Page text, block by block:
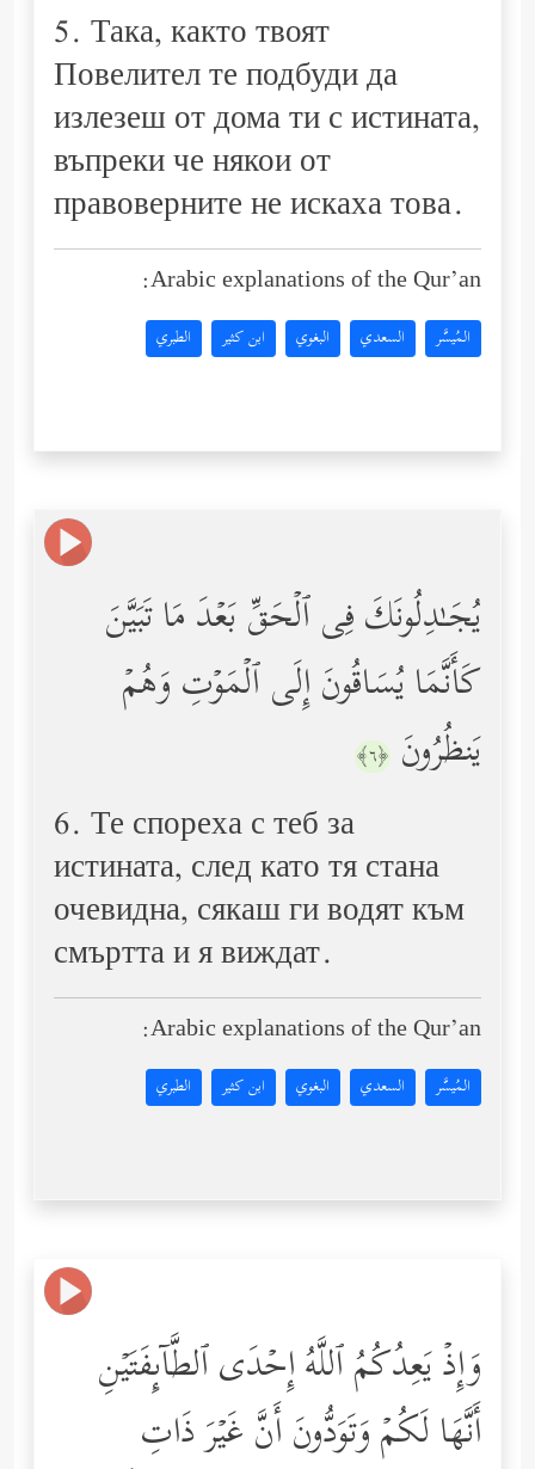
5. Така, както твоят
Повелител те подбуди да
излезеш от дома ти с истината,
въпреки че някои от
правоверните не искаха това.
Arabic explanations of the Qur’an:
المُيسَّر السعدي البغوي ابن كثير الطبري
یُجَـٰدِلُونَكَ فِی ٱلۡحَقِّ بَعۡدَ مَا تَبَیَّنَ
كَأَنَّمَا یُسَاقُونَ إِلَى ٱلۡمَوۡتِ وَهُمۡ
یَنظُرُونَ ﴿٦﴾
6. Те спореха с теб за
истината, след като тя стана
очевидна, ­сякаш ги водят към
смъртта и я виждат.
Arabic explanations of the Qur’an:
المُيسَّر السعدي البغوي ابن كثير الطبري
وَإِذۡ یَعِدُكُمُ ٱللَّهُ إِحۡدَى ٱلطَّاۤىِٕفَتَیۡنِ
أَنَّهَا لَكُمۡ وَتَوَدُّونَ أَنَّ غَیۡرَ ذَاتِ